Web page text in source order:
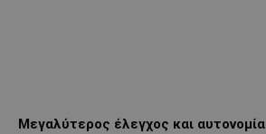
Μεγαλύτερος έλεγχος και αυτονομία